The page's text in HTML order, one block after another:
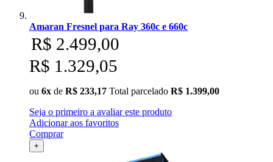
Amaran Fresnel para Ray 360c e 660c
R$ 2.499,00
R$ 1.329,05
ou 6x de R$ 233,17 Total parcelado R$ 1.399,00
Seja o primeiro a avaliar este produto
Adicionar aos favoritos
Comprar
+